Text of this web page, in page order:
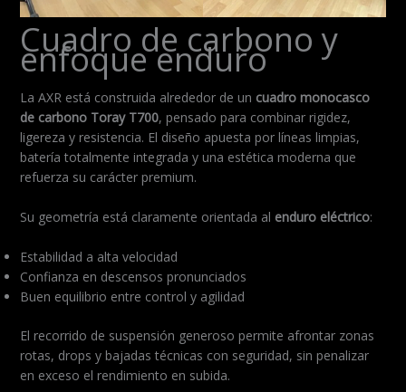
Cuadro de carbono y
enfoque enduro
La AXR está construida alrededor de un cuadro monocasco
de carbono Toray T700, pensado para combinar rigidez,
ligereza y resistencia. El diseño apuesta por líneas limpias,
batería totalmente integrada y una estética moderna que
refuerza su carácter premium.
Su geometría está claramente orientada al enduro eléctrico:
Estabilidad a alta velocidad
Confianza en descensos pronunciados
Buen equilibrio entre control y agilidad
El recorrido de suspensión generoso permite afrontar zonas
rotas, drops y bajadas técnicas con seguridad, sin penalizar
en exceso el rendimiento en subida.